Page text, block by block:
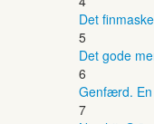
Det
5
Det gode
6
Genfærd.
7